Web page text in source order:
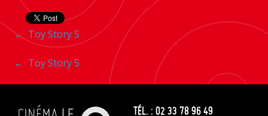
Navigation
entre
les
← Toy Story 5
Navigation
entre
← Toy Story 5
TÉL. : 02 33 78 96 49